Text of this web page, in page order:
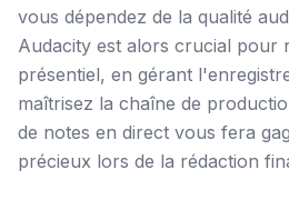
vous dépendez de la qualité
Audacity est alors crucial pour
présentiel, en gérant
maîtrisez la chaîne de
de notes en direct vous fera
précieux lors de la rédaction